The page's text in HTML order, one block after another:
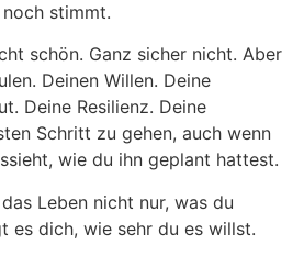
stimmt.
schön. Ganz sicher nicht. Aber
Deinen Willen. Deine
Deine Resilienz. Deine
Schritt zu gehen, auch wenn
wie du ihn geplant hattest.
Leben nicht nur, was du
es dich, wie sehr du es willst.